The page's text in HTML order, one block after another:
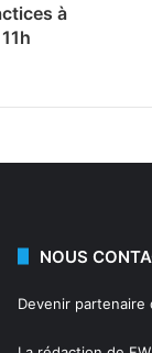
à
NOUS
Devenir partenaire